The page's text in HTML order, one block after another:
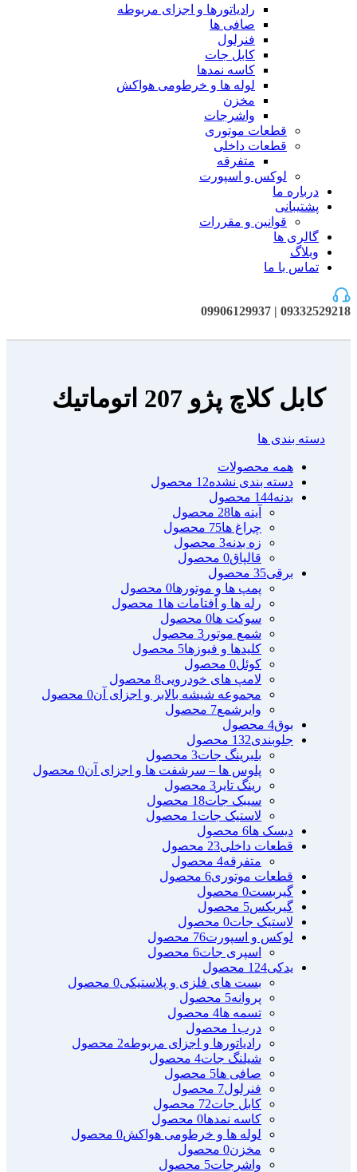
رادیاتورها و اجزای مربوطه
صافی ها
فنرلول
کابل جات
کاسه نمدها
لوله ها و خرطومی هواکش
مخزن
واشرجات
قطعات موتوری
قطعات داخلی
متفرقه
لوکس و اسپورت
درباره ما
پشتیبانی
قوانین و مقررات
گالری ها
وبلاگ
تماس با ما
09332529218 | 09906129937
كابل كلاچ پژو 207 اتوماتيك
دسته بندی ها
همه محصولات
دسته بندی نشده12 محصول
بدنه144 محصول
آینه ها28 محصول
چراغ ها75 محصول
زه بدنه3 محصول
قالپاق0 محصول
برقی35 محصول
پمپ ها و موتورها0 محصول
رله ها و آفتامات ها 1 محصول
سوکت ها0 محصول
شمع موتور 3 محصول
کلیدها و فیوزها5 محصول
کوئل0 محصول
لامپ های خودرویی8 محصول
مجموعه شیشه بالابر و اجزای آن0 محصول
وایرشمع7 محصول
بوق4 محصول
جلوبندی132 محصول
بلبرینگ جات3 محصول
پلوس ها – سرشفت ها و اجزای آن0 محصول
رینگ تایر 3 محصول
سیبک جات18 محصول
لاستیک جات 1 محصول
دیسک ها6 محصول
قطعات داخلی23 محصول
متفرقه4 محصول
قطعات موتوری6 محصول
گیربست0 محصول
گیربکس5 محصول
لاستیک جات0 محصول
لوکس و اسپورت76 محصول
اسپری جات6 محصول
یدکی124 محصول
بست های فلزی و پلاستیکی0 محصول
پروانه5 محصول
تسمه ها4 محصول
درب 1 محصول
رادیاتورها و اجزای مربوطه2 محصول
شیلنگ جات4 محصول
صافی ها5 محصول
فنرلول7 محصول
کابل جات72 محصول
کاسه نمدها0 محصول
لوله ها و خرطومی هواکش0 محصول
مخزن0 محصول
واشرجات5 محصول